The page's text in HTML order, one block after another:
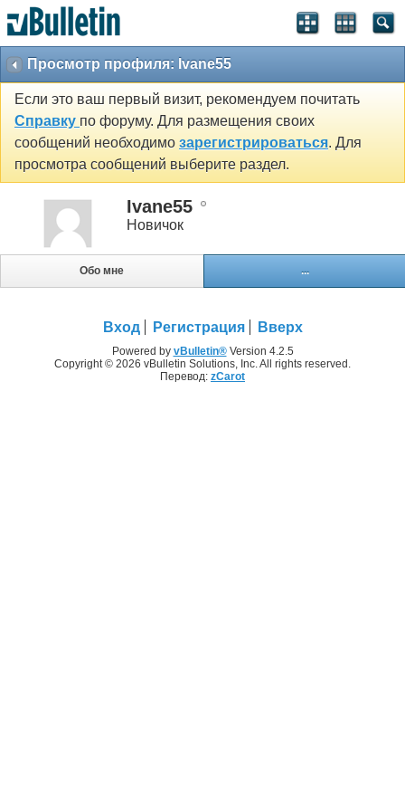
Просмотр профиля: Ivane55
Если это ваш первый визит, рекомендуем почитать
Справку по форуму. Для размещения своих
сообщений необходимо зарегистрироваться. Для
просмотра сообщений выберите раздел.
Ivane55
Новичок
Обо мне ...
Вход Регистрация Вверх
Powered by vBulletin®Version 4.2.5
Copyright © 2026 vBulletin Solutions, Inc. All rights reserved.
Перевод: zCarot